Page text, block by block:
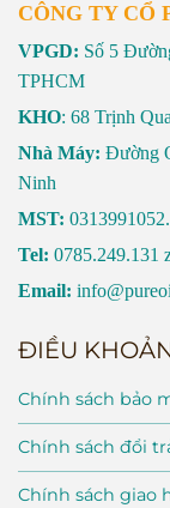
CÔNG TY CỔ
VPGD: Số 5
TPHCM
KHO: 68 Trịnh
Nhà Máy: Đường
Ninh
MST:
Tel: 0785.249.131
Email:
ĐIỀU
Chính sách bảo
Chính sách đổi
Chính sách giao